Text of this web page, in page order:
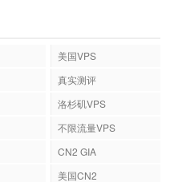
美国VPS
真实测评
洛杉矶VPS
不限流量VPS
CN2 GIA
美国CN2